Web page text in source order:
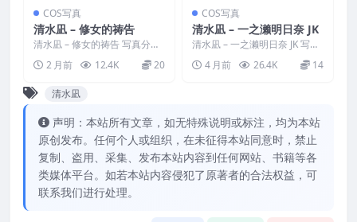
COS写真
清水凪 – 修女的祷告
清水凪 – 修女的祷告 写真分
类：唯美，参与模特：清水凪
[资源大小]：[18P...
2 月前 12.4K 20
COS写真
清水凪 – 一之濑明日奈 JK
清水凪 – 一之濑明日奈 JK 写真
分类：唯美，参与模特：清水
凪 [资源大小]：...
4 月前 26.4K 14
清水凪
声明：本站所有文章，如无特殊说明或标注，均为本站
原创发布。任何个人或组织，在未征得本站同意时，禁止
复制、盗用、采集、发布本站内容到任何网站、书籍等各
类媒体平台。如若本站内容侵犯了原著者的合法权益，可
联系我们进行处理。